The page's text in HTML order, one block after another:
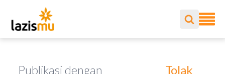
Publikasi dengan
Tolak